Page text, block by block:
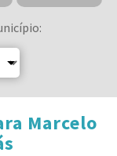
Marcelo